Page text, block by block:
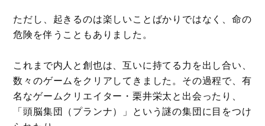
ただし、起きるのは楽しいことばかりではなく、命の
危険を伴うこともありました。
これまで内人と創也は、互いに持てる力を出し合い、
数々のゲームをクリアしてきました。その過程で、有
名なゲームクリエイター・栗井栄太と出会ったり、
「頭脳集団（プランナ）」という謎の集団に目をつけ